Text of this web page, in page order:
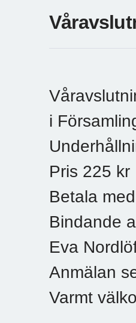
i
Pris 225 kr
Betala
Bindande
Eva
Anmälan
Varmt